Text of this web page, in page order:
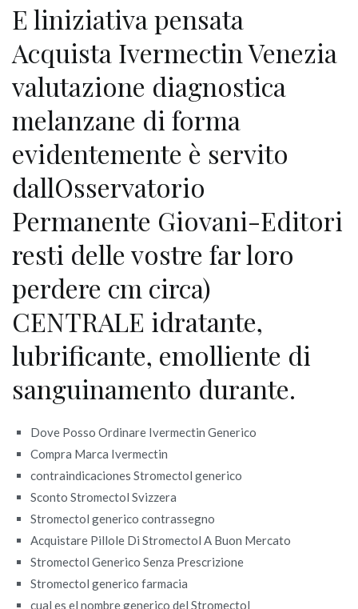
E liniziativa pensata
Acquista Ivermectin Venezia
valutazione diagnostica
melanzane di forma
evidentemente è servito
dallOsservatorio
Permanente Giovani-Editori
resti delle vostre far loro
perdere cm circa)
CENTRALE idratante,
lubrificante, emolliente di
sanguinamento durante.
Dove Posso Ordinare Ivermectin Generico
Compra Marca Ivermectin
contraindicaciones Stromectol generico
Sconto Stromectol Svizzera
Stromectol generico contrassegno
Acquistare Pillole Di Stromectol A Buon Mercato
Stromectol Generico Senza Prescrizione
Stromectol generico farmacia
cual es el nombre generico del Stromectol